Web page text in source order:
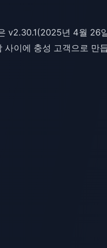
v2.30.1(2025년 4월 26
이에 충성 고객으로 만